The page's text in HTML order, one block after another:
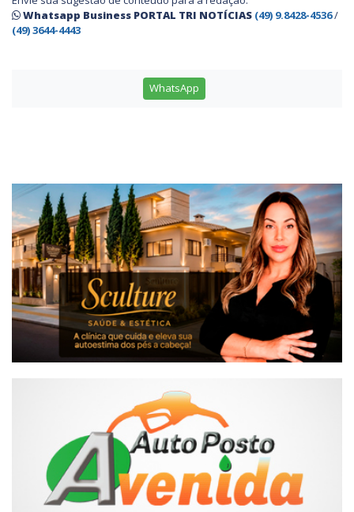
Whatsapp Business PORTAL TRI NOTÍCIAS (49) 9.8428-4536/
(49) 3644-4443
WhatsApp